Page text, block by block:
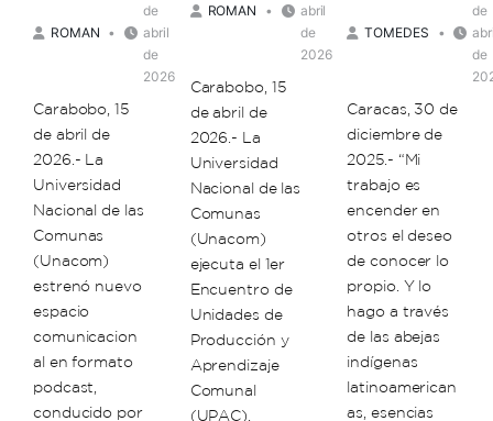
en
comunal
para
impactar
en
el
ROMAN
de
abril
de
2026
Carabobo, 15
de abril de
2026.- La
Universidad
Nacional de las
Comunas
(Unacom)
estrenó nuevo
espacio
comunicacion
al en formato
podcast,
conducido por
ROMAN
abril
de
2026
Carabobo, 15
de abril de
2026.- La
Universidad
Nacional de las
Comunas
(Unacom)
ejecuta el 1er
Encuentro de
Unidades de
Producción y
Aprendizaje
Comunal
(UPAC),
TOMEDES
de
de
Caracas, 30 de
diciembre de
2025.- “Mi
trabajo es
encender en
otros el deseo
de conocer lo
propio. Y lo
hago a través
de las abejas
indígenas
latinoamerican
as, esencias